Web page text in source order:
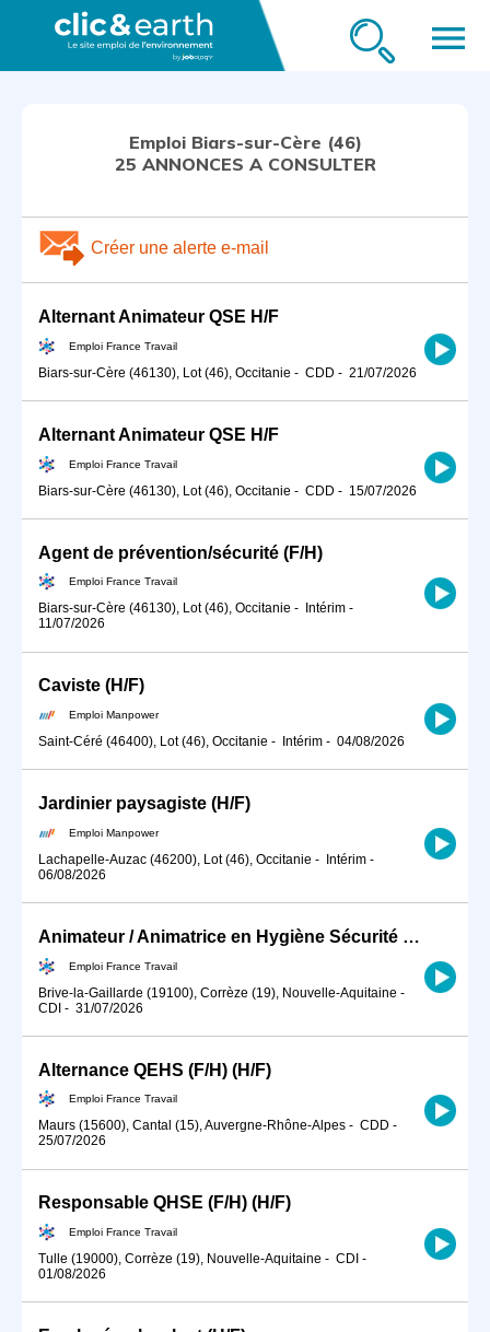
menu
Emploi Biars-sur-Cère (46)
25 ANNONCES A CONSULTER
Créer une alerte e-mail
Alternant Animateur QSE H/F
Emploi France Travail
Biars-sur-Cère (46130), Lot (46), Occitanie - CDD - 21/07/2026
Alternant Animateur QSE H/F
Emploi France Travail
Biars-sur-Cère (46130), Lot (46), Occitanie - CDD - 15/07/2026
Agent de prévention/sécurité (F/H)
Emploi France Travail
Biars-sur-Cère (46130), Lot (46), Occitanie - Intérim -
11/07/2026
Caviste (H/F)
Emploi Manpower
Saint-Céré (46400), Lot (46), Occitanie - Intérim - 04/08/2026
Jardinier paysagiste (H/F)
Emploi Manpower
Lachapelle-Auzac (46200), Lot (46), Occitanie - Intérim -
06/08/2026
Animateur / Animatrice en Hygiène Sécurité Environnement (HSE) (H/F)
Emploi France Travail
Brive-la-Gaillarde (19100), Corrèze (19), Nouvelle-Aquitaine -
CDI - 31/07/2026
Alternance QEHS (F/H) (H/F)
Emploi France Travail
Maurs (15600), Cantal (15), Auvergne-Rhône-Alpes - CDD -
25/07/2026
Responsable QHSE (F/H) (H/F)
Emploi France Travail
Tulle (19000), Corrèze (19), Nouvelle-Aquitaine - CDI -
01/08/2026